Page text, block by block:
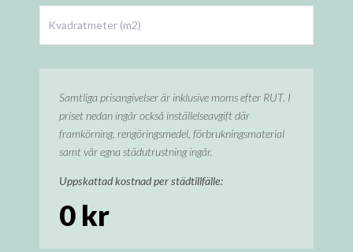
Samtliga prisangivelser är inklusive moms efter RUT. I
priset nedan ingår också inställelseavgift där
framkörning, rengöringsmedel, förbrukningsmaterial
samt vår egna städutrustning ingår.
Uppskattad kostnad per städtillfälle:
0 kr